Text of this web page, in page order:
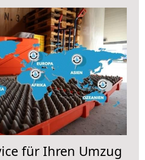
für Ihren Umzug